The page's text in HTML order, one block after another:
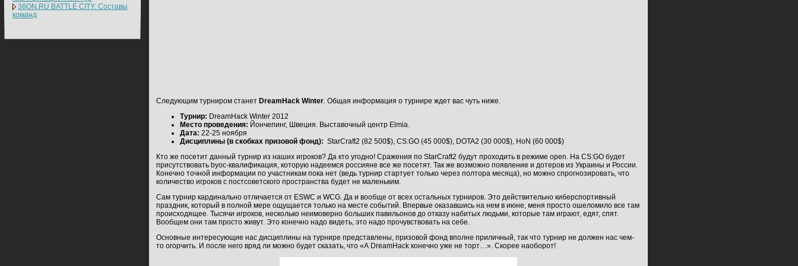
36ON.RU BATTLE CITY: Составы
команд
Следующим турниром станет DreamHack Winter. Общая информация о турнире ждет вас чуть ниже.
Турнир: DreamHack Winter 2012
Место проведения: Йончепинг, Швеция. Выставочный центр Elmia.
Дата: 22-25 ноября
Дисциплины (в скобках призовой фонд): StarCraft2 (82 500$), CS:GO (45 000$), DOTA2 (30 000$), HoN (60 000$)
Кто же посетит данный турнир из наших игроков? Да кто угодно! Сражения по StarCraft2 будут проходить в режиме open. На CS:GO будет
присутствовать byoc-квалификация, которую надеемся россияне все же посетят. Так же возможно появление и дотеров из Украины и России.
Конечно точной информации по участникам пока нет (ведь турнир стартует только через полтора месяца), но можно спрогнозировать, что
количество игроков с постсоветского пространства будет не маленьким.
Сам турнир кардинально отличается от ESWC и WCG. Да и вообще от всех остальных турниров. Это действительно киберспортивный
праздник, который в полной мере ощущается только на месте событий. Впервые оказавшись на нем в июне, меня просто ошеломило все там
происходящее. Тысячи игроков, несколько неимоверно больших павильонов до отказу набитых людьми, которые там играют, едят, спят.
Вообщем они там просто живут. Это конечно надо видеть, это надо прочувствовать на себе.
Основные интересующие нас дисциплины на турнире представлены, призовой фонд вполне приличный, так что турнир не должен нас чем-
то огорчить. И после него вряд ли можно будет сказать, что «А DreamHack конечно уже не торт…». Скорее наоборот!